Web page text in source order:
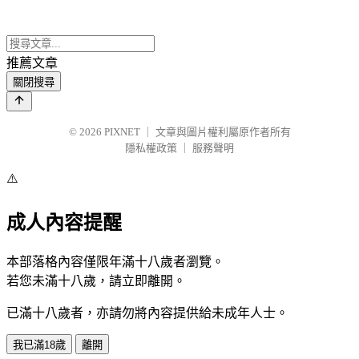
推薦文章
關閉搜尋
© 2026 PIXNET
文章與圖片權利屬原作者所有
隱私權政策
服務聲明
⚠️
成人內容提醒
本部落格內容僅限年滿十八歲者瀏覽。
若您未滿十八歲，請立即離開。
已滿十八歲者，亦請勿將內容提供給未成年人士。
我已滿18歲 離開